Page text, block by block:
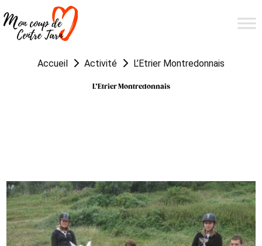
Accueil Activité L’Etrier Montredonnais
L’Etrier Montredonnais